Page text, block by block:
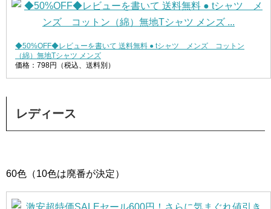
◆50%OFF◆レビューを書いて 送料無料 ● tシャツ メンズ コットン
（綿）無地Tシャツ メンズ
価格：798円（税込、送料別）
レディース
60色（10色は廃番が決定）